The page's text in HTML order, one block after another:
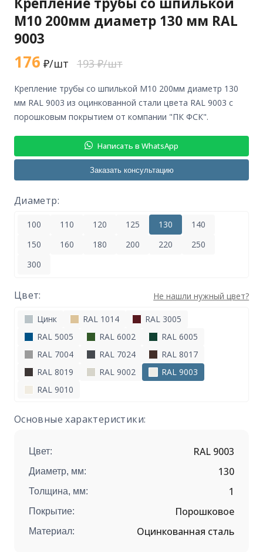
М10 200мм диаметр 130 мм RAL
9003
176 ₽/шт 193 ₽/шт
крепление трубы со шпилькой М10 200мм диаметр 130
мм RAL 9003 из оцинкованной стали цвета RAL 9003 с
порошковым покрытием от компании "ПК ФСК".
Написать в WhatsApp
Заказать консультацию
Диаметр:
100 110 120 125 130
140
150
160 180 200 220
250
300
Цвет: Не нашли нужный цвет?
Цинк RAL 1014
RAL 3005
RAL 5005
RAL 6002
RAL 6005
RAL 7004
RAL 7024
RAL 8017
RAL 8019
RAL 9002
RAL 9003
RAL 9010
Основные характеристики:
Цвет: RAL 9003
Диаметр, мм: 130
Толщина, мм: 1
Покрытие: Порошковое
Материал: Оцинкованная сталь